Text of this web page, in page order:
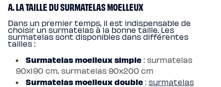
A. LA TAILLE DU SURMATELAS MOELLEUX
Dans un premier temps, il est indispensable de
choisir un surmatelas à la bonne taille. Les
surmatelas sont disponibles dans différentes
tailles :
Surmatelas moelleux simple : surmatelas
90x190 cm, surmatelas 90x200 cm
Surmatelas moelleux double : surmatelas